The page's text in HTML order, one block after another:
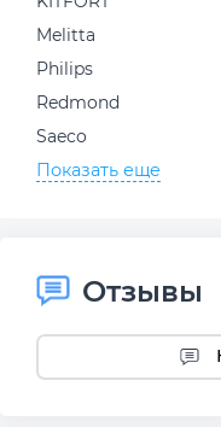
Melitta
Philips
Redmond
Saeco
Показать еще
Отзывы